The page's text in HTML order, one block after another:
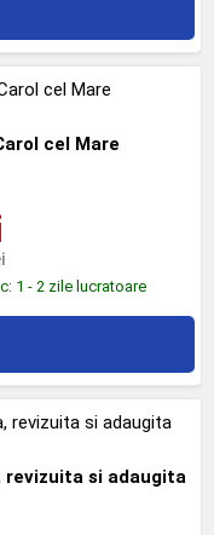
cel Mare
1 - 2 zile lucratoare
revizuita si adaugita